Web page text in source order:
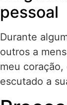
pessoal
Durante
outros a
meu
escutado a